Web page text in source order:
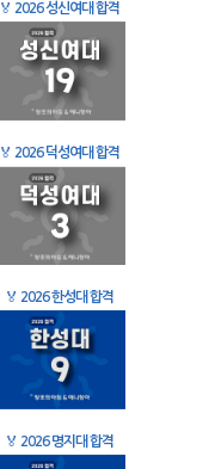
🏅 2026 성신여대 합격
🏅 2026 덕성여대 합격
🏅 2026 한성대 합격
🏅 2026 명지대 합격